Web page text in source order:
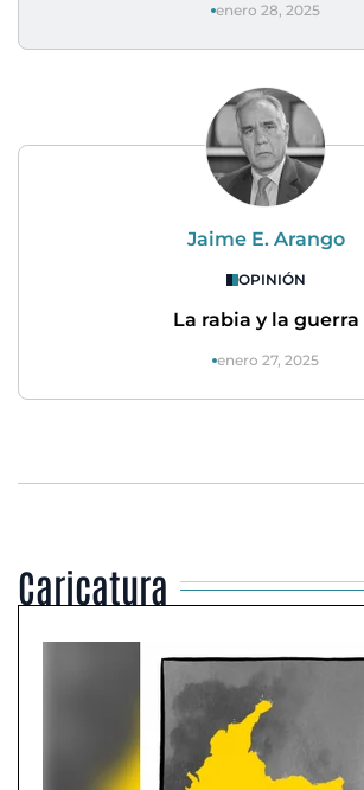
enero 28, 2025
Jaime E. Arango
OPINIÓN
La rabia y la guerra
enero 27, 2025
Caricatura